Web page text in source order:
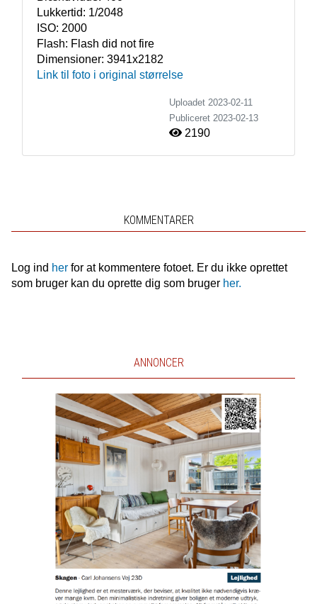
Lukkertid: 1/2048
ISO: 2000
Flash: Flash did not fire
Dimensioner: 3941x2182
Link til foto i original størrelse
Uploadet 2023-02-11
Publiceret 2023-02-13
2190
KOMMENTARER
Log ind herfor at kommentere fotoet. Er du ikke oprettet
som bruger kan du oprette dig som bruger her.
ANNONCER